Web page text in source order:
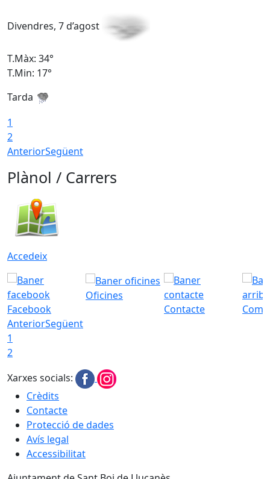
Divendres, 7 d’agost
T.Màx: 34°
T.Min: 17°
Tarda
1
2
AnteriorSegüent
Plànol / Carrers
Accedeix
Facebook
Oficines
Contacte
Com
AnteriorSegüent
1
2
Xarxes socials:
Crèdits
Contacte
Protecció de dades
Avís legal
Accessibilitat